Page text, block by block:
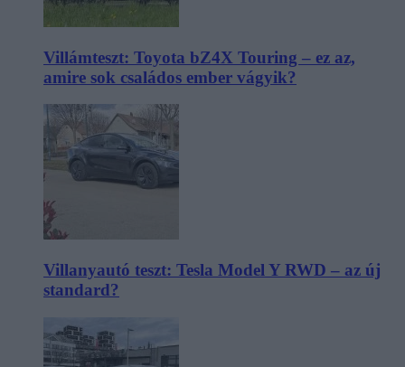
Villámteszt: Toyota bZ4X Touring – ez az,
amire sok családos ember vágyik?
Villanyautó teszt: Tesla Model Y RWD – az új
standard?